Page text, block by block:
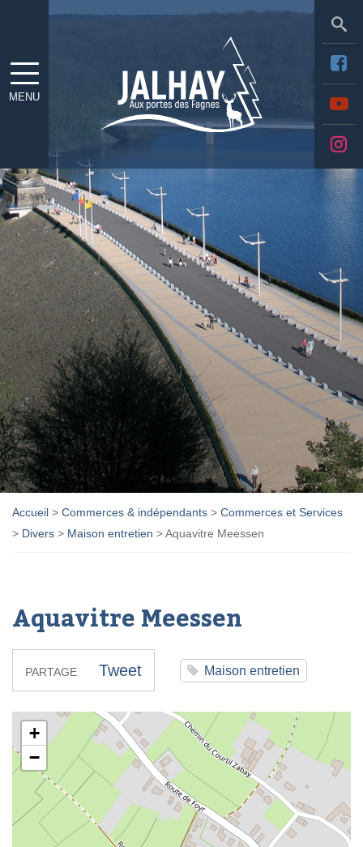
MENU
Accueil > Commerces & indépendants > Commerces et Services
> Divers > Maison entretien >Aquavitre Meessen
Aquavitre Meessen
PARTAGE Tweet Maison entretien
Aquavitre Meessen
+
−